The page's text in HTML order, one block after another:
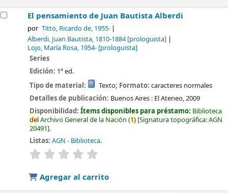
El pensamiento de Juan Bautista Alberdi
por Titto, Ricardo de, 1955-
Alberdi, Juan Bautista, 1810-1884[prologuista]
Lojo, María Rosa, 1954- [prologuista]
Series
Edición: 1ª ed.
Tipo de material:
Texto; Formato: caracteres normales
Detalles de publicación: Buenos Aires : El Ateneo,2009
Disponibilidad:Ítems disponibles para préstamo: Biblioteca
delArchivo General de la Nación (1) Signatura topográfica:AGN
20491 .
Listas: AGN - Biblioteca.
valoración
Agregar al carrito